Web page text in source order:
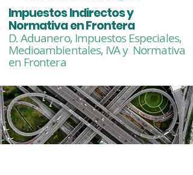
Impuestos Indirectos y
Normativa en Frontera
D. Aduanero, Impuestos Especiales,
Medioambientales,IVA y Normativa
en Frontera